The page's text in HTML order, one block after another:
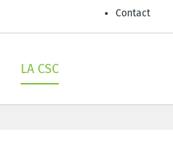
Contact
LA CSC